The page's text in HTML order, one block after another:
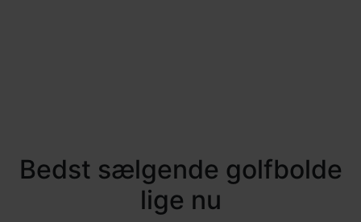
Bedst sælgende golfbolde
lige nu